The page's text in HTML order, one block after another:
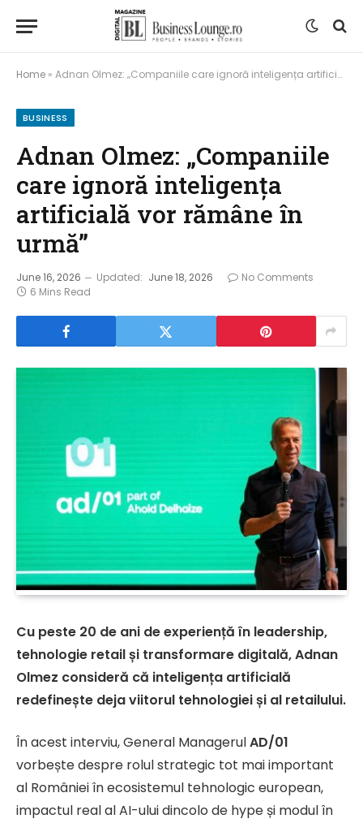
Home » Adnan Olmez: „Companiile care ignoră inteligența artificială vor rămâne în urmă”
BUSINESS
Adnan Olmez: „Companiile
care ignoră inteligența
artificială vor rămâne în
urmă”
June 16, 2026 Updated: June 18, 2026
No Comments
6 Mins Read
Cu peste 20 de ani de experiență în leadership,
tehnologie retail și transformare digitală, Adnan
Olmez consideră că inteligența artificială
redefinește deja viitorul tehnologiei și al retailului.
În acest interviu, General ManagerulAD/01
vorbește despre rolul strategic tot mai important
al României în ecosistemul tehnologic european,
impactul real al AI-ului dincolo de hype și modul în